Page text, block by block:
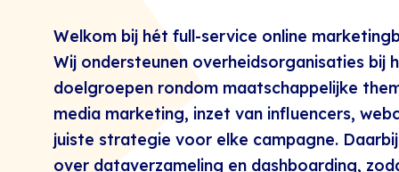
Welkom bij hét full-service online
Wij ondersteunen overheidsorganisaties bij
doelgroepen rondom maatschappelijke
media marketing, inzet van influencers,
juiste strategie voor elke campagne.
over dataverzameling en dashboarding,